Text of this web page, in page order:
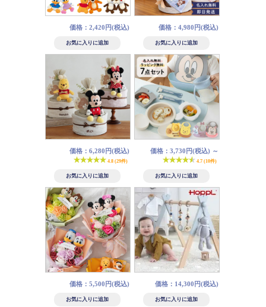
価格：2,420円(税込) 価格：4,980円(税込)
価格：6,280円(税込)
4.8 (29件)
価格：3,730円(税込) ～
4.7 (10件)
価格：5,500円(税込) 価格：14,300円(税込)